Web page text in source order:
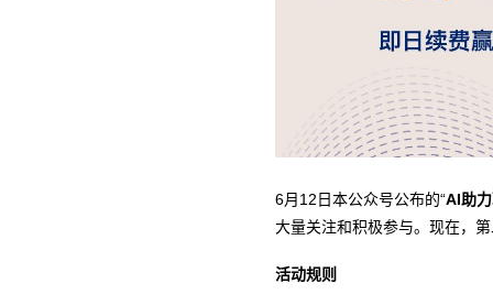
6月12日本公众号公布的“AI助
大量关注和积极参与。现在，
活动规则